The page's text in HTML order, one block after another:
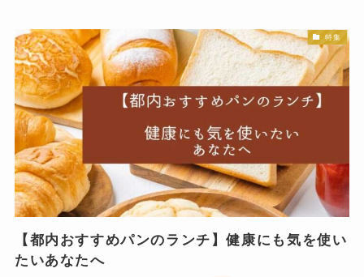
特集
【都内おすすめパンのランチ】健康にも気を使い
たいあなたへ